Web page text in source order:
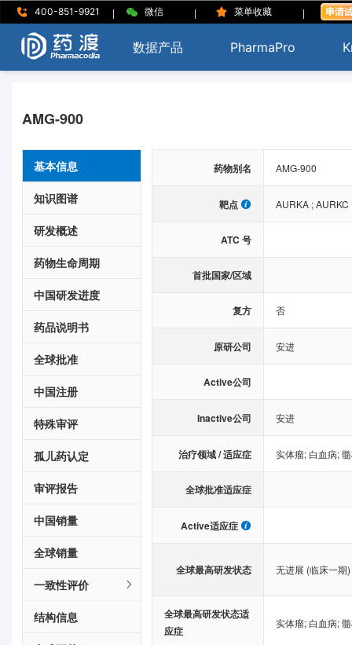
400-851-9921 | 微信 | 菜单收藏 |
数据产品 PharmaPro
AMG-900
基本信息
知识图谱
研发概述
药物生命周期
中国研发进度
药品说明书
全球批准
中国注册
特殊审评
孤儿药认定
审评报告
中国销量
全球销量
一致性评价
结构信息
药物别名 AMG-900
靶点 AURKA ;AURKC
ATC 号
首批国家/区域
复方 否
原研公司 安进
Active公司
Inactive公司 安进
治疗领域 / 适应症 实体瘤; 白血病;
全球批准适应症
Active适应症
全球最高研发状态 无进展 (临床一期)
全球最高研发状态适
应症
实体瘤; 白血病;